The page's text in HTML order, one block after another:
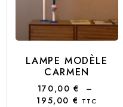
LAMPE MODÈLE
CARMEN
170,00€
–
195,00 € TTC